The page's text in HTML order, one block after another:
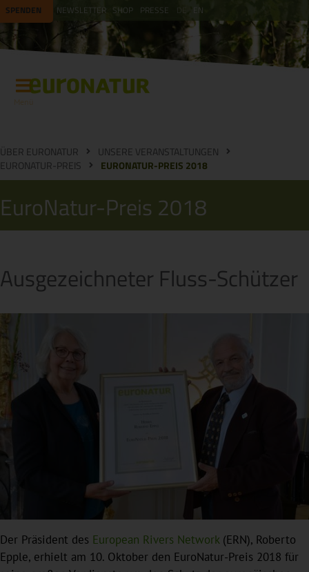
SPENDEN NEWSLETTER SHOP PRESSE EN
ÜBER EURONATUR
UNSERE VERANSTALTUNGEN
EURONATUR-PREIS
EURONATUR-PREIS 2018
EuroNatur-Preis 2018
Ausgezeichneter Fluss-Schützer
Der Präsident des European Rivers Network(ERN), Roberto
Epple, erhielt am 10. Oktober den EuroNatur-Preis 2018 für